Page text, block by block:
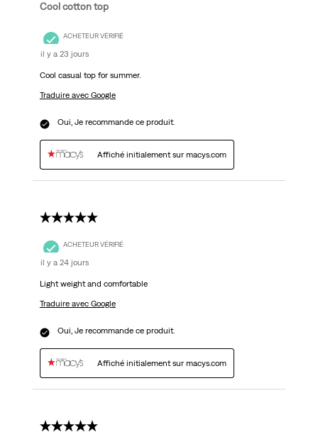
Cool cotton top
ACHETEUR VÉRIFIÉ
il y a 23 jours
Cool casual top for summer.
Traduire avec Google
Oui, Je recommande ce produit.
Affiché initialement sur macys.com
5 étoile(s) sur 5.
ACHETEUR VÉRIFIÉ
il y a 24 jours
Light weight and comfortable
Traduire avec Google
Oui, Je recommande ce produit.
Affiché initialement sur macys.com
5 étoile(s) sur 5.